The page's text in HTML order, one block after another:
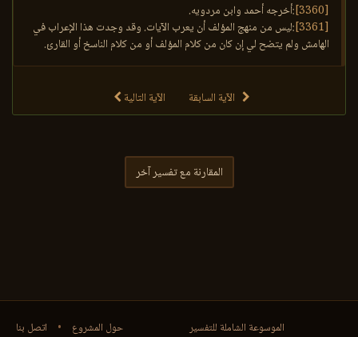
[3360]
:أخرجه أحمد وابن مردويه.
[3361]
:ليس من منهج المؤلف أن يعرب الآيات. وقد وجدت هذا الإعراب في
الهامش ولم يتضح لي إن كان من كلام المؤلف أو من كلام الناسخ أو القارئ.
الآية السابقة الآية التالية
المقارنة مع تفسير آخر
حول المشروع • اتصل بنا الموسوعة الشاملة للتفسير